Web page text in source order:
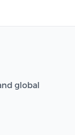
global